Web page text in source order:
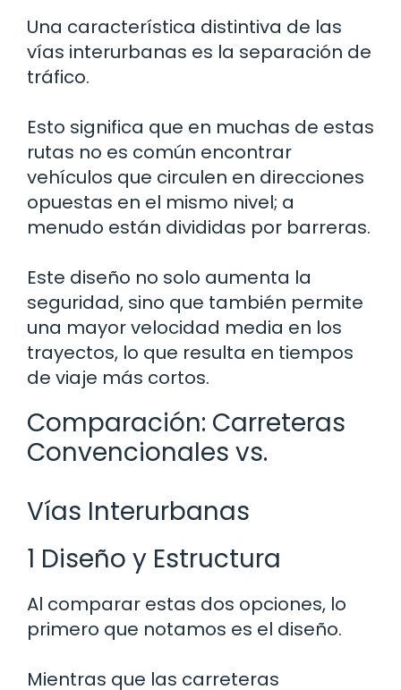
Una característica distintiva de las
vías interurbanas es la separación de
tráfico.
Esto significa que en muchas de estas
rutas no es común encontrar
vehículos que circulen en direcciones
opuestas en el mismo nivel; a
menudo están divididas por barreras.
Este diseño no solo aumenta la
seguridad, sino que también permite
una mayor velocidad media en los
trayectos, lo que resulta en tiempos
de viaje más cortos.
Comparación: Carreteras
Convencionales vs.
Vías Interurbanas
1 Diseño y Estructura
Al comparar estas dos opciones, lo
primero que notamos es el diseño.
Mientras que las carreteras